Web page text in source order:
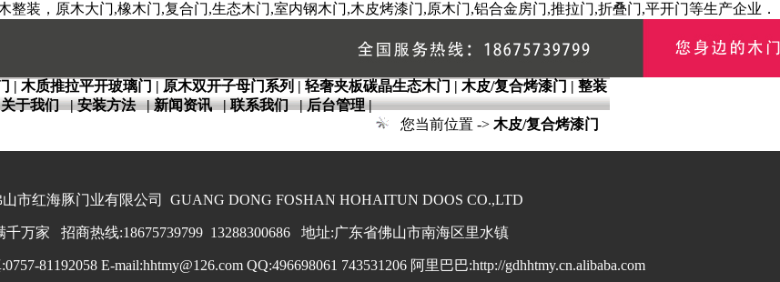
装，原木大门,橡木门,复合门,生态木门,室内钢木门,木皮烤漆门,原木门,铝合金房门,推拉门,折叠门,平开门等生产企业．
| 木质推拉平开玻璃门 | 原木双开子母门系列 | 轻奢夹板碳晶生态木门 | 木皮/复合烤漆门 | 整装
关于我们|安装方法|新闻资讯|联系我们|后台管理|
您当前位置 -> 木皮/复合烤漆门
市红海豚门业有限公司 GUANG DONG FOSHAN HOHAITUN DOOS CO.,LTD
万家 招商热线:18675739799 13288300686 地址:广东省佛山市南海区里水镇
81192058 E-mail:hhtmy@126.com QQ:496698061 743531206 阿里巴巴:http://gdhhtmy.cn.alibaba.com